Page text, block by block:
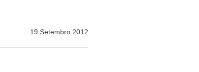
19 Setembro 2012